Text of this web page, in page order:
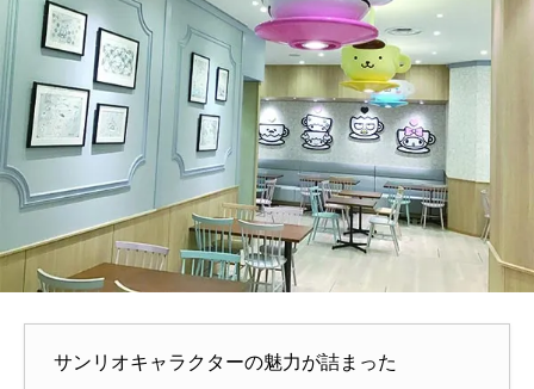
サンリオキャラクターの魅力が詰まった